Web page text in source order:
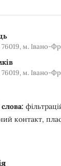
м. Івано-
м. Івано-
контакт,